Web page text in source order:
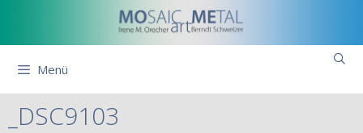
springen
Menü
_DSC9103